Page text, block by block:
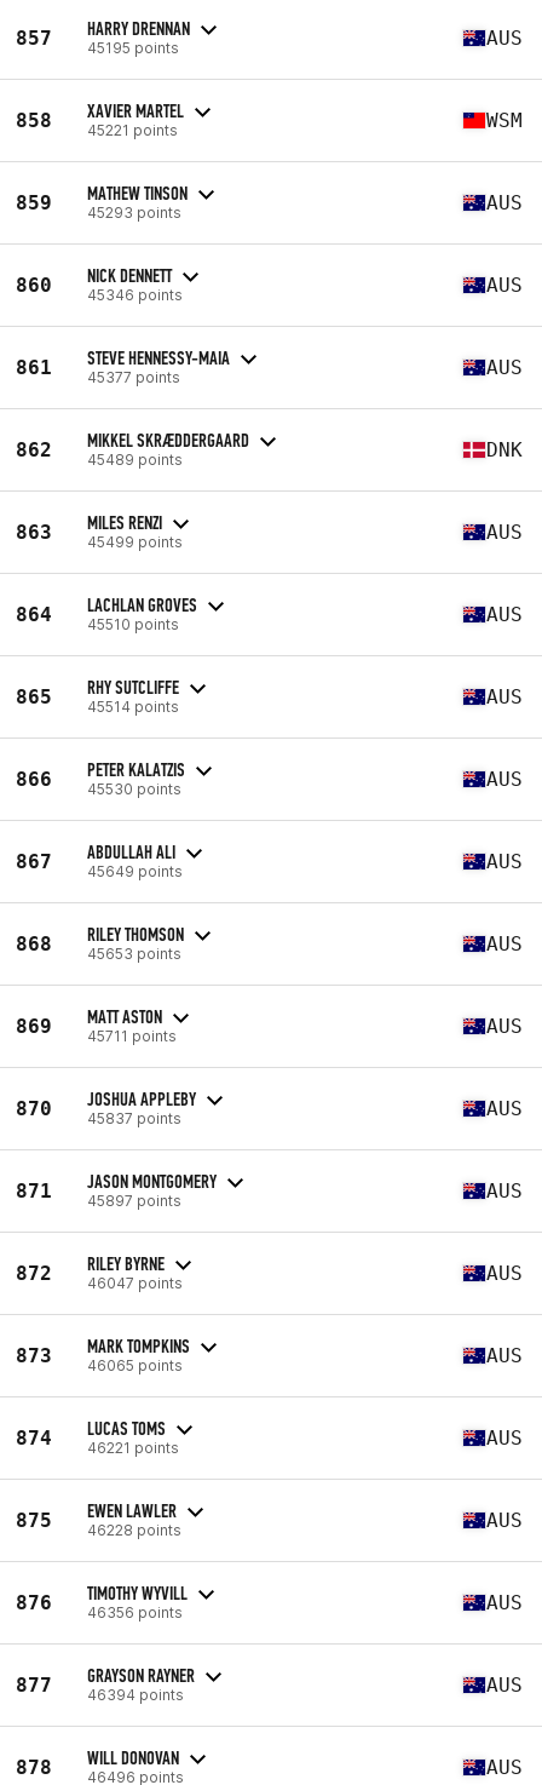
857 HARRY DRENNAN
45195 points AUS
858 XAVIER MARTEL
45221 points WSM
859 MATHEW TINSON
45293 points AUS
860 NICK DENNETT
45346 points AUS
861 STEVE HENNESSY-MAIA
45377 points AUS
862 MIKKEL SKRÆDDERGAARD
45489 points DNK
863 MILES RENZI
45499 points AUS
864 LACHLAN GROVES
45510 points AUS
865 RHY SUTCLIFFE
45514 points AUS
866 PETER KALATZIS
45530 points AUS
867 ABDULLAH ALI
45649 points AUS
868 RILEY THOMSON
45653 points AUS
869 MATT ASTON
45711 points AUS
870 JOSHUA APPLEBY
45837 points AUS
871 JASON MONTGOMERY
45897 points AUS
872 RILEY BYRNE
46047 points AUS
873 MARK TOMPKINS
46065 points AUS
874 LUCAS TOMS
46221 points AUS
875 EWEN LAWLER
46228 points AUS
876 TIMOTHY WYVILL
46356 points AUS
877 GRAYSON RAYNER
46394 points AUS
878 WILL DONOVAN
46496 points AUS